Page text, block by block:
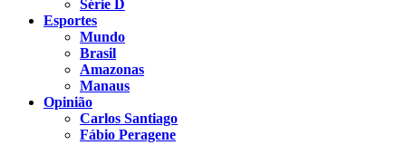
Série D
Esportes
Mundo
Brasil
Amazonas
Manaus
Opinião
Carlos Santiago
Fábio Peragene